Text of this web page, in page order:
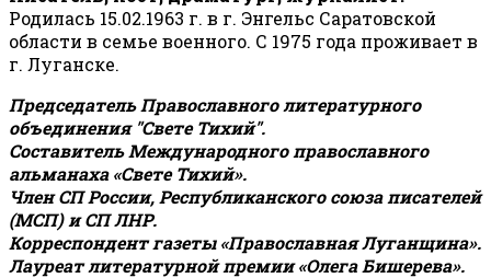
Родилась 15.02.1963 г. в г. Энгельс Саратовской
области в семье военного. С 1975 года проживает в
г. Луганске.
Председатель Православного литературного
объединения "Свете Тихий".
Составитель Международного православного
альманаха «Свете Тихий».
Член СП России, Республиканского союза писателей
(МСП) и СП ЛНР.
Корреспондент газеты «Православная Луганщина».
Лауреат литературной премии «Олега Бишерева».